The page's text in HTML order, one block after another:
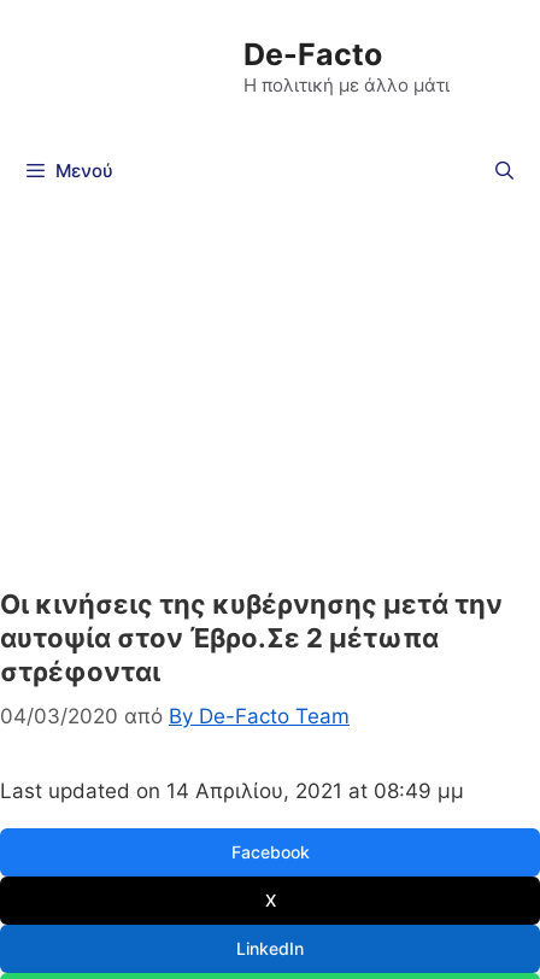
De-Facto
Η πολιτική με άλλο μάτι
Μενού
Οι κινήσεις της κυβέρνησης μετά την
αυτοψία στον Έβρο.Σε 2 μέτωπα
στρέφονται
04/03/2020 από By De-Facto Team
Last updated on 14 Απριλίου, 2021 at 08:49 μμ
Facebook
X
LinkedIn